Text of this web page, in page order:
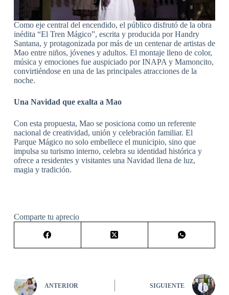
Como eje central del encendido, el público disfrutó de la obra
inédita “El Tren Mágico”, escrita y producida por Handry
Santana, y protagonizada por más de un centenar de artistas de
Mao entre niños, jóvenes y adultos. El montaje lleno de color,
música y emociones fue auspiciado por INAPA y Mamoncito,
convirtiéndose en una de las principales atracciones de la
noche.
Una Navidad que exalta a Mao
Con esta propuesta, Mao se posiciona como un referente
nacional de creatividad, unión y celebración familiar. El
Parque Mágico no solo embellece el municipio, sino que
impulsa su turismo interno, celebra su identidad histórica y
ofrece a residentes y visitantes una Navidad llena de luz,
magia y tradición.
Comparte tu aprecio
ANTERIOR SIGUIENTE